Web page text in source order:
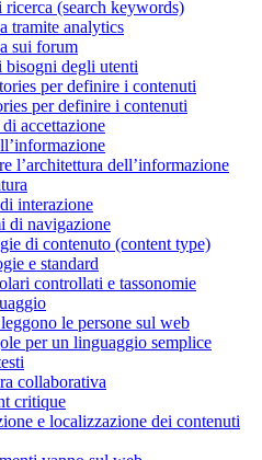
(search keywords)
tramite analytics
sui forum
bisogni degli utenti
per definire i contenuti
per definire i contenuti
accettazione
l’architettura dell’informazione
interazione
di navigazione
di contenuto (content type)
e standard
controllati e tassonomie
le persone sul web
per un linguaggio semplice
collaborativa
critique
e localizzazione dei contenuti